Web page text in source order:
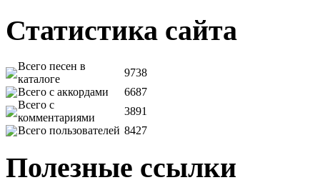
Статистика сайта
Всего песен в
каталоге
9738
Всего с аккордами
6687
Всего с
комментариями
3891
Всего пользователей 8427
Полезные ссылки